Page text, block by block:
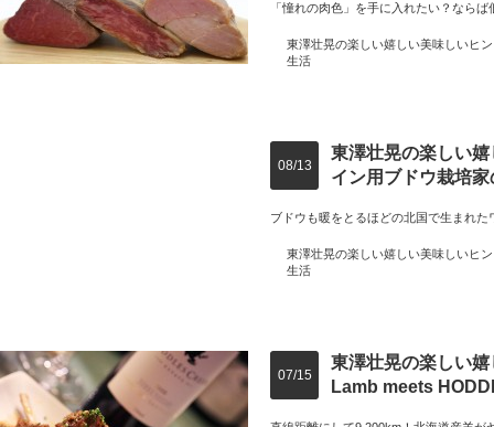
「憧れの肉色」を手に入れたい？なら
東澤壮晃の楽しい嬉しい美味しいヒ
生活
東澤壮晃の楽しい
イン用ブドウ栽培
08/13
ブドウも暖をとるほどの北国で生まれた
東澤壮晃の楽しい嬉しい美味しいヒ
生活
東澤壮晃の楽しい
Lamb meets
07/15